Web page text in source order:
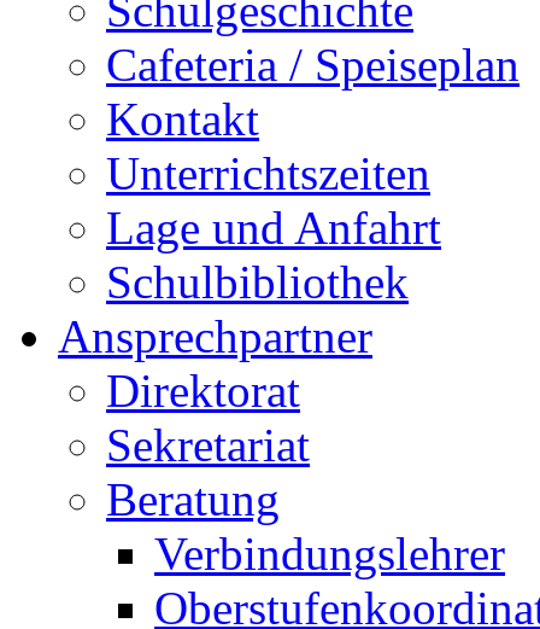
Schulgeschichte
Cafeteria / Speiseplan
Kontakt
Unterrichtszeiten
Lage und Anfahrt
Schulbibliothek
Ansprechpartner
Direktorat
Sekretariat
Beratung
Verbindungslehrer